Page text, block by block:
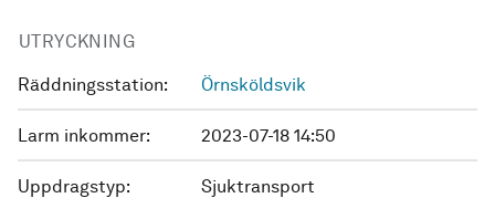
UTRYCKNING
Räddningsstation: Örnsköldsvik
Larm inkommer: 2023-07-18 14:50
Uppdragstyp: Sjuktransport